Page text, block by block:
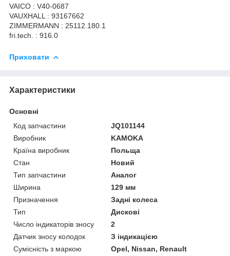
VAICO : V40-0687
VAUXHALL : 93167662
ZIMMERMANN : 25112.180.1
fri.tech. : 916.0
Приховати
Характеристики
Основні
Код запчастини
JQ101144
Виробник
KAMOKA
Країна виробник
Польща
Стан
Новий
Тип запчастини
Аналог
Ширина
129 мм
Призначення
Задні колеса
Тип
Дискові
Число індикаторів зносу
2
Датчик зносу колодок
З індикацією
Сумісність з маркою
Opel, Nissan, Renault